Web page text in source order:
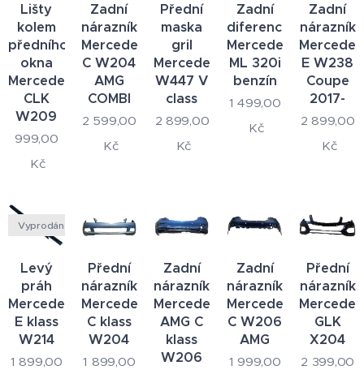
Lišty
kolem
předního
okna
Mercedes
CLK
W209
999,00
Kč
Zadní
nárazník
Mercedes
C W204
AMG
COMBI
2 599,00
Kč
Přední
maska
gril
Mercedes
W447 V
class
2 899,00
Kč
Zadní
diferenciál
Mercedes
ML 320i
benzín
1 499,00
Kč
Zadní
nárazník
Mercedes
E W238
Coupe
2017-
2 899,00
Kč
Levý
práh
Mercedes
E klass
W214
Vyprodáno
1 899,00
Přední
nárazník
Mercedes
C klass
W204
1 899,00
Zadní
nárazník
Mercedes
AMG C
klass
W206
Zadní
nárazník
Mercedes
C W206
AMG
1 999,00
Přední
nárazník
Mercedes
GLK
X204
2 399,00